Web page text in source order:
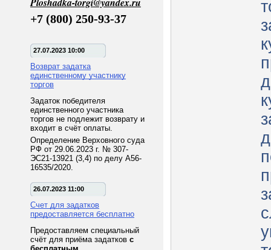
+7 (800) 250-93-37
27.07.2023 10:00
Возврат задатка
единственному участнику
торгов
Задаток победителя
единственного участника
торгов не подлежит возврату и
входит в счёт оплаты.
Определение Верховного суда
РФ от 29.06.2023 г. № 307-
ЭС21-13921 (3,4) по делу А56-
16535/2020.
26.07.2023 11:00
Счет для задатков
предоставляется бесплатно
Предоставляем специальный
счёт для приёма задатков с